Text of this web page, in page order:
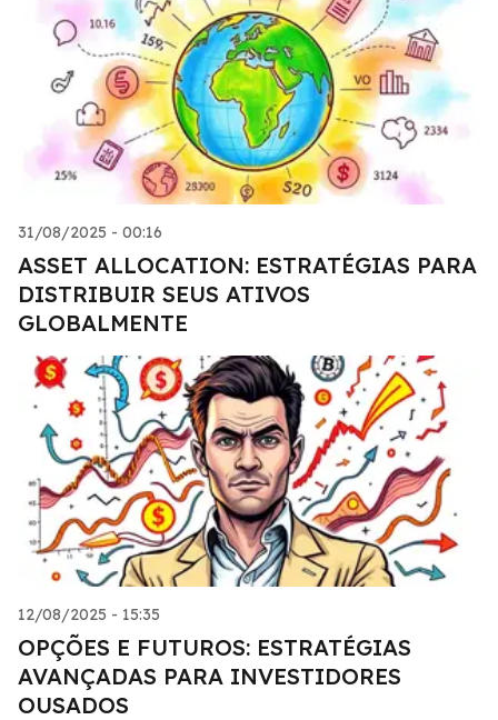
31/08/2025 - 00:16
ASSET ALLOCATION: ESTRATÉGIAS PARA
DISTRIBUIR SEUS ATIVOS
GLOBALMENTE
12/08/2025 - 15:35
OPÇÕES E FUTUROS: ESTRATÉGIAS
AVANÇADAS PARA INVESTIDORES
OUSADOS